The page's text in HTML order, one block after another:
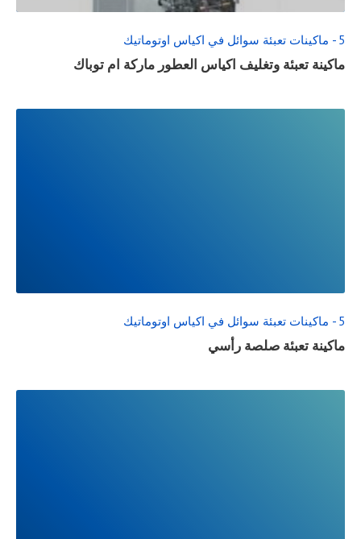
5 - ماكينات تعبئة سوائل في اكياس اوتوماتيك
ماكينة تعبئة وتغليف اكياس العطور ماركة ام توباك
5 - ماكينات تعبئة سوائل في اكياس اوتوماتيك
ماكينة تعبئة صلصة رأسي